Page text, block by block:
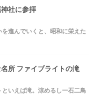
社に参拝
進んでいくと、昭和に栄えた
所 ファイブライトの滝
いえば滝。涼めるし一石二鳥